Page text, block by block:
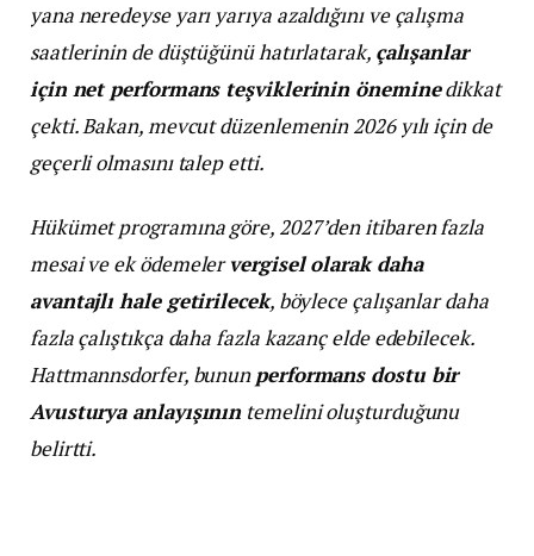
yana neredeyse yarı yarıya azaldığını ve çalışma
saatlerinin de düştüğünü hatırlatarak, çalışanlar
için net performans teşviklerinin öneminedikkat
çekti. Bakan, mevcut düzenlemenin 2026 yılı için de
geçerli olmasını talep etti.
Hükümet programına göre, 2027’den itibaren fazla
mesai ve ek ödemelervergisel olarak daha
avantajlı hale getirilecek, böylece çalışanlar daha
fazla çalıştıkça daha fazla kazanç elde edebilecek.
Hattmannsdorfer, bununperformans dostu bir
Avusturya anlayışınıntemelini oluşturduğunu
belirtti.